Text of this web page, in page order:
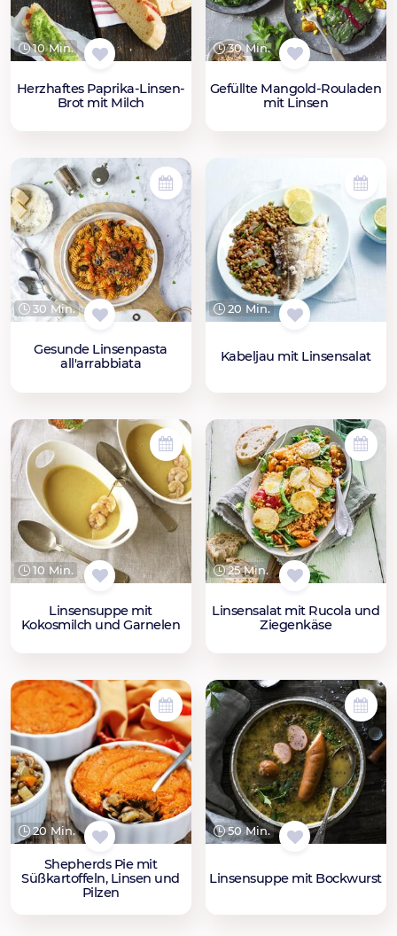
10 Min.
Herzhaftes Paprika-Linsen-
Brot mit Milch
30 Min.
Gefüllte Mangold-Rouladen
mit Linsen
30 Min.
Gesunde Linsenpasta
all'arrabbiata
20 Min.
Kabeljau mit Linsensalat
10 Min.
Linsensuppe mit
Kokosmilch und Garnelen
25 Min.
Linsensalat mit Rucola und
Ziegenkäse
20 Min.
Shepherds Pie mit
Süßkartoffeln, Linsen und
Pilzen
50 Min.
Linsensuppe mit Bockwurst